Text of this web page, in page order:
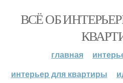
ВСЁ ОБ
главная
интерьер для квартиры